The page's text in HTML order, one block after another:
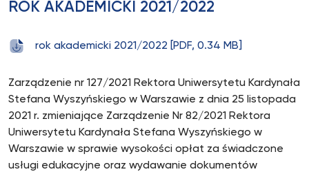
ROK AKADEMICKI 2021/2022
rok akademicki 2021/2022 [PDF, 0.34 MB]
Zarządzenie nr 127/2021 Rektora Uniwersytetu Kardynała
Stefana Wyszyńskiego w Warszawie z dnia 25 listopada
2021 r. zmieniające Zarządzenie Nr 82/2021 Rektora
Uniwersytetu Kardynała Stefana Wyszyńskiego w
Warszawie w sprawie wysokości opłat za świadczone
usługi edukacyjne oraz wydawanie dokumentów